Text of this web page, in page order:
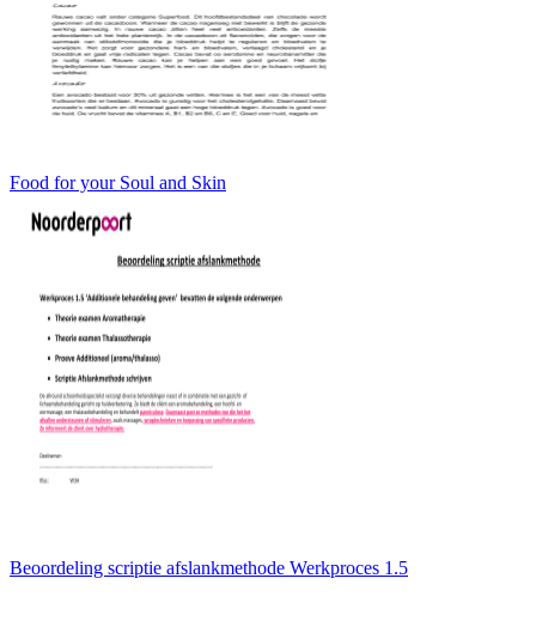
Food for your Soul and Skin
Beoordeling scriptie afslankmethode Werkproces 1.5